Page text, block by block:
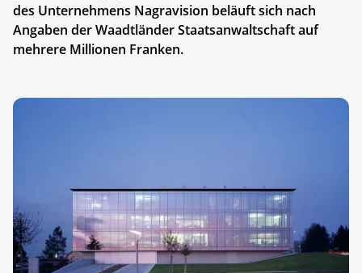
des Unternehmens Nagravision beläuft sich nach
Angaben der Waadtländer Staatsanwaltschaft auf
mehrere Millionen Franken.